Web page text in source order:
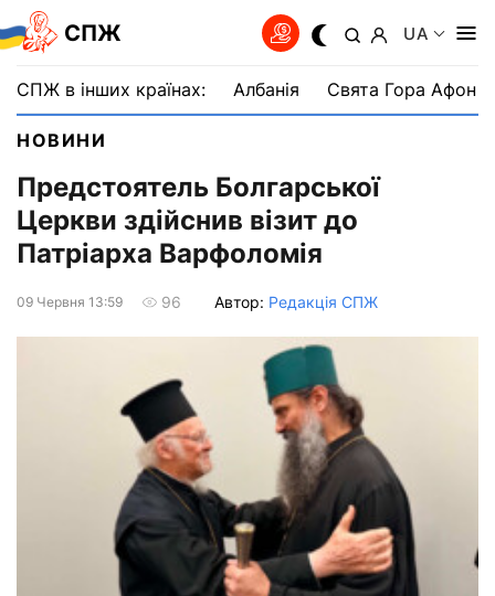
СПЖ UA
СПЖ в інших країнах: Албанія Свята Гора Афон
НОВИНИ
Предстоятель Болгарської
Церкви здійснив візит до
Патріарха Варфоломія
09 Червня 13:59 96 Автор: Редакція СПЖ